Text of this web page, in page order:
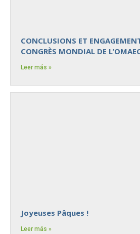
CONCLUSIONS ET
CONGRÈS MONDIAL DE
Leer más »
Joyeuses Pâques !
Leer más »